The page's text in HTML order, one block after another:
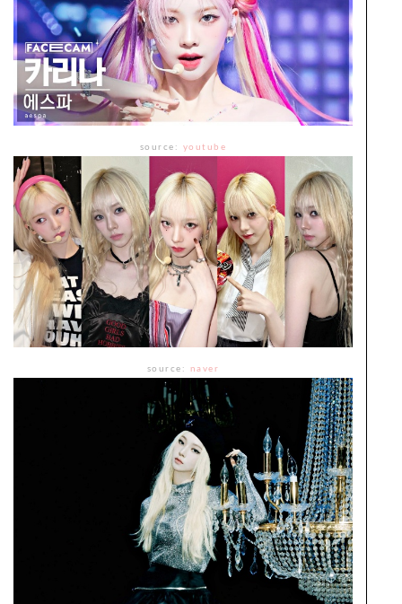
source: youtube
source: naver